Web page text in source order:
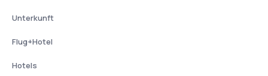
Unterkunft
Flug+Hotel
Hotels